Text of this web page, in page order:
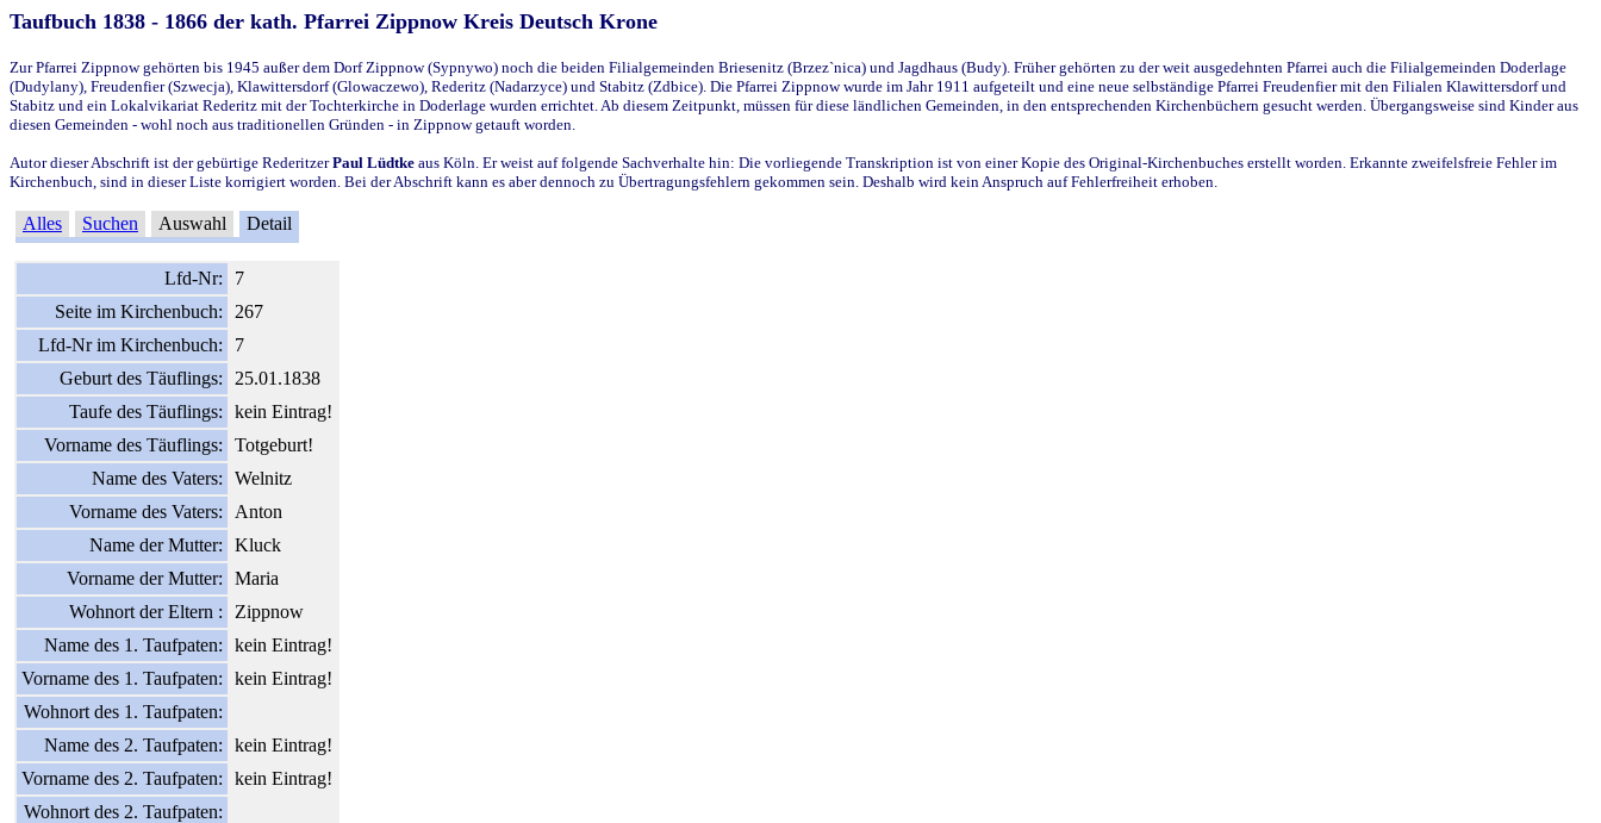
Taufbuch 1838 - 1866 der kath. Pfarrei Zippnow Kreis Deutsch Krone
Zur Pfarrei Zippnow gehörten bis 1945 außer dem Dorf Zippnow (Sypnywo) noch die beiden Filialgemeinden Briesenitz (Brzez`nica) und Jagdhaus (Budy). Früher gehörten zu der weit ausgedehnten Pfarrei auch die Filialgemeinden Doderlage
(Dudylany), Freudenfier (Szwecja), Klawittersdorf (Glowaczewo), Rederitz (Nadarzyce) und Stabitz (Zdbice). Die Pfarrei Zippnow wurde im Jahr 1911 aufgeteilt und eine neue selbständige Pfarrei Freudenfier mit den Filialen Klawittersdorf und
Stabitz und ein Lokalvikariat Rederitz mit der Tochterkirche in Doderlage wurden errichtet. Ab diesem Zeitpunkt, müssen für diese ländlichen Gemeinden, in den entsprechenden Kirchenbüchern gesucht werden. Übergangsweise sind Kinder aus
diesen Gemeinden - wohl noch aus traditionellen Gründen - in Zippnow getauft worden.
Autor dieser Abschrift ist der gebürtige RederitzerPaul Lüdtke aus Köln. Er weist auf folgende Sachverhalte hin: Die vorliegende Transkription ist von einer Kopie des Original-Kirchenbuches erstellt worden. Erkannte zweifelsfreie Fehler im
Kirchenbuch, sind in dieser Liste korrigiert worden. Bei der Abschrift kann es aber dennoch zu Übertragungsfehlern gekommen sein. Deshalb wird kein Anspruch auf Fehlerfreiheit erhoben.
Alles Suchen Auswahl Detail
Lfd-Nr:
7
Seite im Kirchenbuch:
267
Lfd-Nr im Kirchenbuch:
7
Geburt des Täuflings:
25.01.1838
Taufe des Täuflings:
kein Eintrag!
Vorname des Täuflings:
Totgeburt!
Name des Vaters:
Welnitz
Vorname des Vaters:
Anton
Name der Mutter:
Kluck
Vorname der Mutter:
Maria
Wohnort der Eltern :
Zippnow
Name des 1. Taufpaten:
kein Eintrag!
Vorname des 1. Taufpaten:
kein Eintrag!
Wohnort des 1. Taufpaten:
Name des 2. Taufpaten:
kein Eintrag!
Vorname des 2. Taufpaten:
kein Eintrag!
Wohnort des 2. Taufpaten: